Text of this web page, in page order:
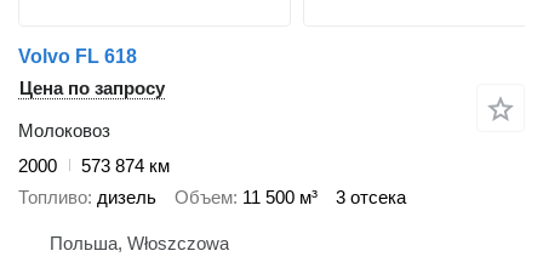
Volvo FL 618
Цена по запросу
Молоковоз
2000
573 874 км
Топливо дизель Объем 11 500 м³ 3 отсека
Польша, Włoszczowa